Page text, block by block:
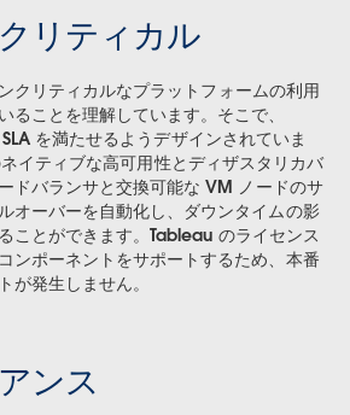
リティカル
クリティカルなプラットフォームの利用
ることを理解しています。そこで、
を満たせるようデザインされていま
イティブな高可用性とディザスタリカバ
ドバランサと交換可能な VM ノードのサ
オーバーを自動化し、ダウンタイムの影
ことができます。Tableau のライセンス
ンポーネントをサポートするため、本番
が発生しません。
ンス